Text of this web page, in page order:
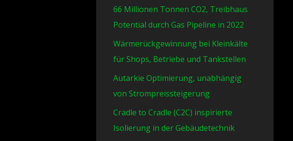
66 Millionen Tonnen CO2, Treibhaus
Potential durch Gas Pipeline in 2022
Wärmerückgewinnung bei Kleinkälte
für Shops, Betriebe und Tankstellen
Autarkie Optimierung, unabhängig
von Strompreissteigerung
Cradle to Cradle (C2C) inspirierte
Isolierung in der Gebäudetechnik